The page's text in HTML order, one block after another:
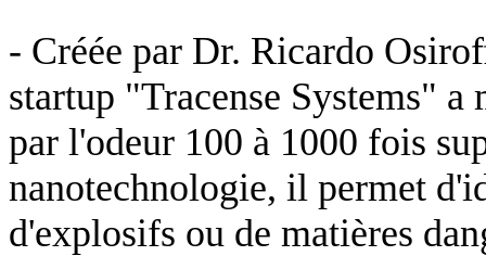
- Créée par Dr. Ricardo
startup "Tracense Systems" a
par l'odeur 100 à 1000 fois
nanotechnologie, il permet
d'explosifs ou de matières